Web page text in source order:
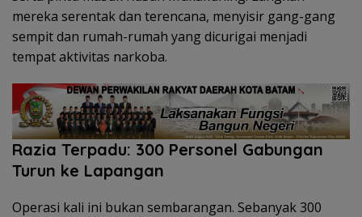
mereka serentak dan terencana, menyisir gang-gang
sempit dan rumah-rumah yang dicurigai menjadi
tempat aktivitas narkoba.
Razia Terpadu: 300 Personel Gabungan
Turun ke Lapangan
Operasi kali ini bukan sembarangan. Sebanyak 300